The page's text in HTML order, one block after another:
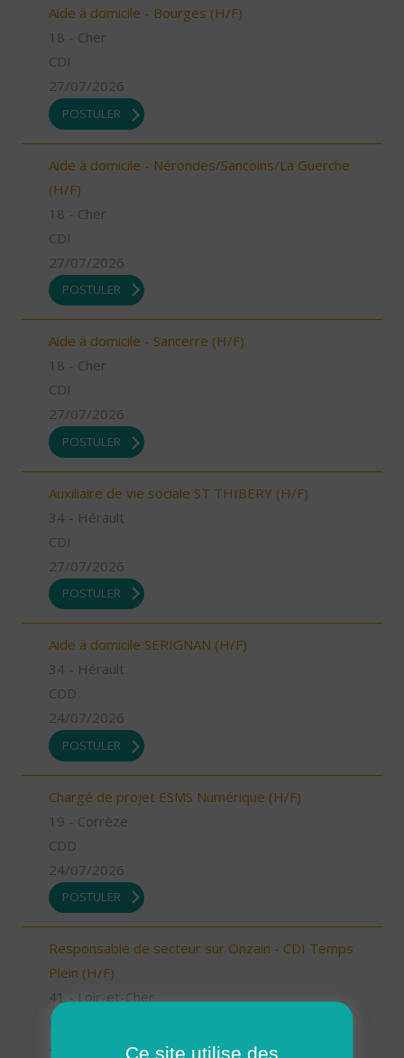
Aide à domicile - Bourges (H/F)
18 - Cher
CDI
27/07/2026
POSTULER
Aide à domicile - Nérondes/Sancoins/La Guerche
(H/F)
18 - Cher
CDI
27/07/2026
POSTULER
Aide à domicile - Sancerre (H/F)
18 - Cher
CDI
27/07/2026
POSTULER
Auxiliaire de vie sociale ST THIBERY (H/F)
34 - Hérault
CDI
27/07/2026
POSTULER
Aide à domicile SERIGNAN (H/F)
34 - Hérault
CDD
24/07/2026
POSTULER
Chargé de projet ESMS Numérique (H/F)
19 - Corrèze
CDD
24/07/2026
POSTULER
Responsable de secteur sur Onzain - CDI Temps
Plein (H/F)
41 - Loir-et-Cher
CDI
Ce site utilise des